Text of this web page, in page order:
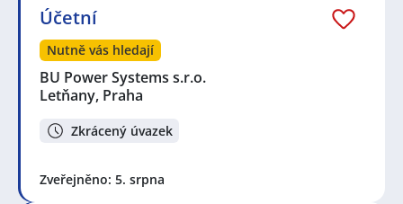
Účetní
Nutně vás hledají
BU Power Systems s.r.o.
Letňany, Praha
Zkrácený úvazek
Zveřejněno: 5. srpna